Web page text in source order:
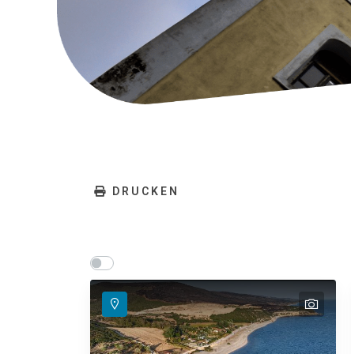
DRUCKEN
Show map on mouse hover
text